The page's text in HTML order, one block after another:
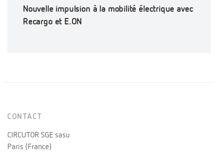
Nouvelle impulsion à la mobilité électrique avec
Recargo et E.ON
CONTACT
CIRCUTOR SGE sasu
Paris (France)